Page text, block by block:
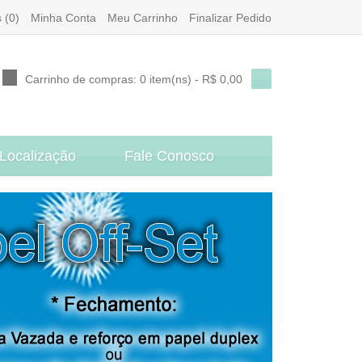
(0) Minha Conta Meu Carrinho Finalizar Pedido
Carrinho de compras: 0 item(ns) - R$ 0,00
Localização Fale Conosco